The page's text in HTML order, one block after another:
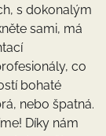
s dokonalým
sami, má
co
bohaté
nebo špatná.
Díky nám